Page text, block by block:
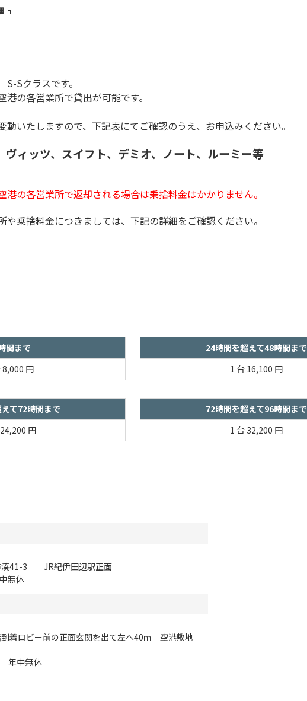
Sクラスです。
の各営業所で貸出が可能です。
動いたしますので、下記表にてご確認のうえ、お申込みください。
ィッツ、スイフト、デミオ、ノート、ルーミー等
港の各営業所で返却される場合は乗捨料金はかかりません。
や乗捨料金につきましては、下記の詳細をご確認ください。
間まで
8,000 円
24時間を超えて48時間まで
1 台 16,100 円
て72時間まで
24,200 円
72時間を超えて96時間まで
1 台 32,200 円
41-3 JR紀伊田辺駅正面
無休
着ロビー前の正面玄関を出て左へ40ｍ 空港敷地
年中無休